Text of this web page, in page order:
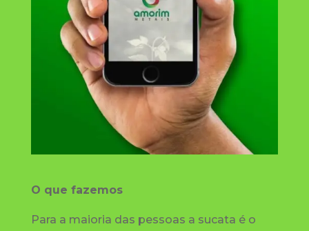
O que fazemos
Para a maioria das pessoas a sucata é o